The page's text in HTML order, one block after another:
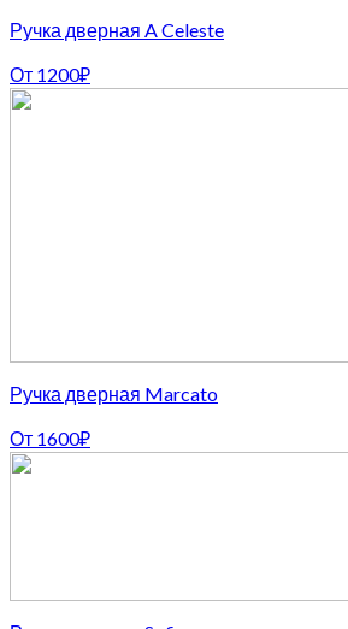
Ручка дверная A Celeste
От 1200₽
Ручка дверная Marcato
От 1600₽